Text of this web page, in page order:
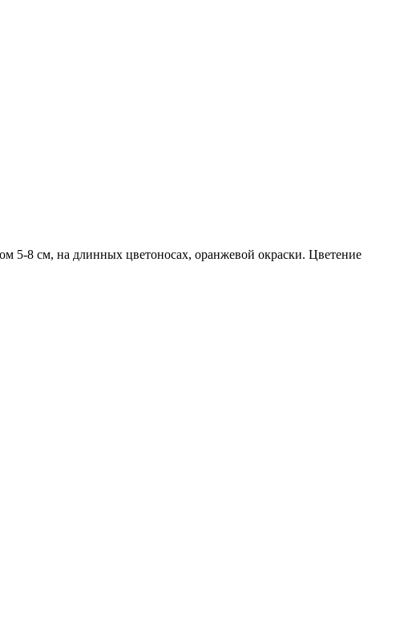
5-8 см, на длинных цветоносах, оранжевой окраски. Цветение